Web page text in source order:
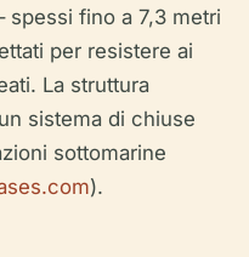
spessi fino a 7,3 metri
per resistere ai
La struttura
sistema di chiuse
sottomarine
).